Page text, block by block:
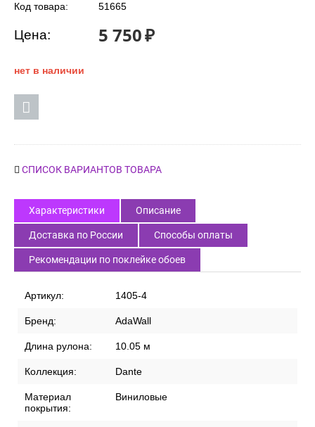
Код товара: 51665
Цена: 5 750₽
нет в наличии
СПИСОК ВАРИАНТОВ ТОВАРА
Характеристики Описание
Доставка по России Способы оплаты
Рекомендации по поклейке обоев
Артикул: 1405-4
Бренд: AdaWall
Длина рулона: 10.05 м
Коллекция: Dante
Материал
покрытия:
Виниловые